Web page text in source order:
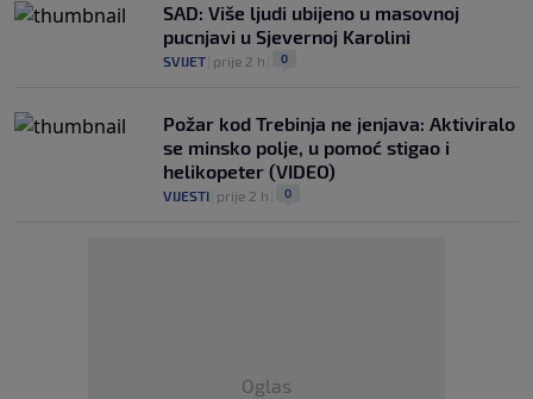
SAD: Više ljudi ubijeno u masovnoj
pucnjavi u Sjevernoj Karolini
SVIJET prije 2 h 0
Požar kod Trebinja ne jenjava: Aktiviralo
se minsko polje, u pomoć stigao i
helikopeter (VIDEO)
VIJESTI prije 2 h 0
Oglas